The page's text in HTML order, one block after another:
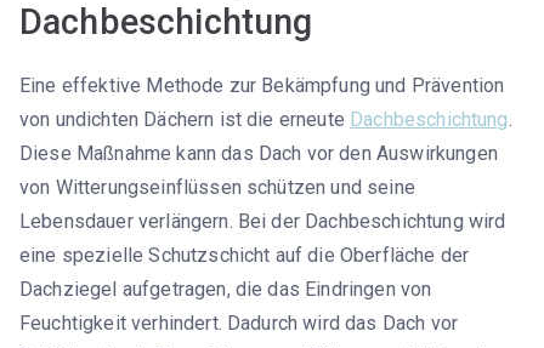
Dachbeschichtung
Eine effektive Methode zur Bekämpfung und Prävention
von undichten Dächern ist die erneute Dachbeschichtung.
Diese Maßnahme kann das Dach vor den Auswirkungen
von Witterungseinflüssen schützen und seine
Lebensdauer verlängern. Bei der Dachbeschichtung wird
eine spezielle Schutzschicht auf die Oberfläche der
Dachziegel aufgetragen, die das Eindringen von
Feuchtigkeit verhindert. Dadurch wird das Dach vor